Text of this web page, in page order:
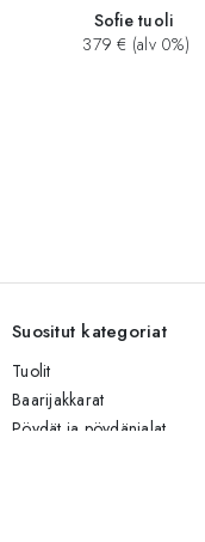
Sofie tuoli
379 € (alv 0%)
Suositut kategoriat
Tuolit
Baarijakkarat
Pöydät ja pöydänjalat